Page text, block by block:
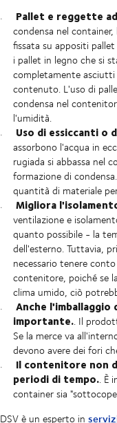
Pallet e reggette
condensa nel
fissata su appositi
i pallet in legno che si
completamente
contenuto. L'uso di
condensa nel
l'umidità.
Uso di essiccanti o
assorbono l'acqua in
rugiada si abbassa nel
formazione di
quantità di materiale
Migliora
ventilazione e
quanto possibile - la
dell'esterno. Tuttavia,
necessario tenere
contenitore, poiché se
clima umido, ciò
Anche l'imballaggio
importante.. Il
Se la merce va
devono avere dei fori
Il contenitore non
periodi di tempo.. È
container sia
DSV è un esperto in